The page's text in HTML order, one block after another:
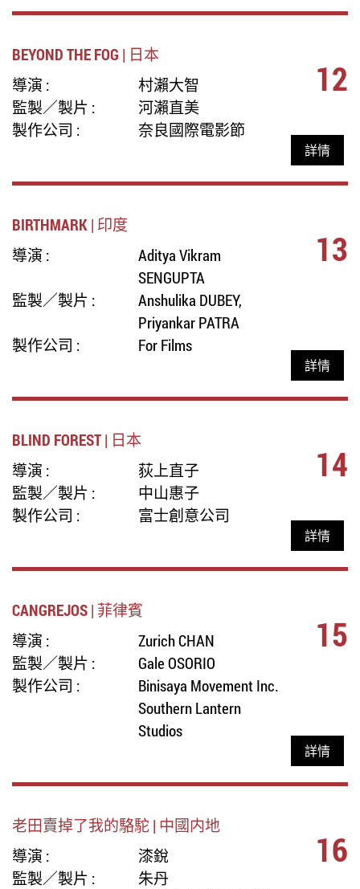
BEYOND THE FOG | 日本
導演 :
村瀨大智
監製／製片 :
河瀨直美
製作公司 :
奈良國際電影節
12
詳情
BIRTHMARK | 印度
導演 :
Aditya Vikram
SENGUPTA
監製／製片 :
Anshulika DUBEY,
Priyankar PATRA
製作公司 :
For Films
13
詳情
BLIND FOREST | 日本
導演 :
荻上直子
監製／製片 :
中山惠子
製作公司 :
富士創意公司
14
詳情
CANGREJOS | 菲律賓
導演 :
Zurich CHAN
監製／製片 :
Gale OSORIO
製作公司 :
Binisaya Movement Inc.
Southern Lantern
Studios
15
詳情
老田賣掉了我的駱駝 | 中國内地
導演 :
漆銳
監製／製片 :
朱丹
16